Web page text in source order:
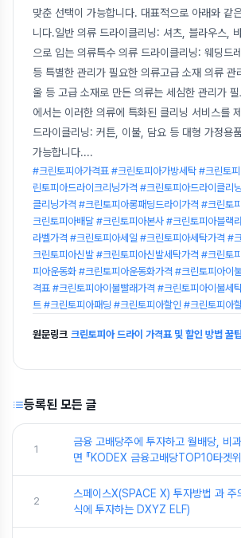
맞춘 선택이 가능합니다. 대표적으로 아래와 같
니다.일반 의류 드라이클리닝: 셔츠, 블라우스,
으로 입는 의류특수 의류 드라이클리닝: 웨딩드
등 특별한 관리가 필요한 의류고급 소재 의류 관
울 등 고급 소재로 만든 의류는 세심한 관리가
에서는 이러한 의류에 특화된 클리닝 서비스를
드라이클리닝: 커튼, 이불, 담요 등 대형 가정용
가능합니다....
#크린토피아가격표 #크린토피아가방세탁 #크린토
린토피아드라이크리닝가격 #크린토피아드라이클리
클리닝가격 #크린토피아롱패딩드라이가격 #크린토
크린토피아배달 #크린토피아본사 #크린토피아블랙
라벨가격 #크린토피아세일 #크린토피아세탁가격 #
크린토피아신발 #크린토피아신발세탁가격 #크린토
피아운동화 #크린토피아운동화가격 #크린토피아이
격표 #크린토피아이불빨래가격 #크린토피아이불세
트 #크린토피아패딩 #크린토피아할인 #크린토피아
원문링크 크린토피아 드라이 가격표 및 할인 방법 꿀팁
등록된 모든 글
1
금융 고배당주에 투자하고 월배당, 비
면 『KODEX 금융고배당TOP10타겟
2
스페이스X(SPACE X) 투자방법 과 주
식에 투자하는 DXYZ ELF)